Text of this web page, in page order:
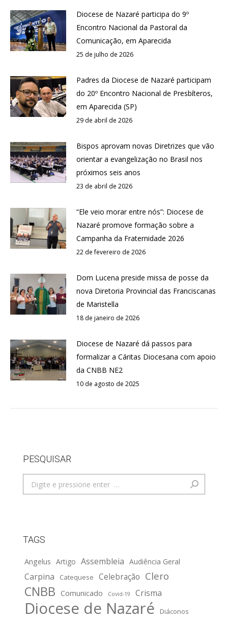
Diocese de Nazaré participa do 9º
Encontro Nacional da Pastoral da
Comunicação, em Aparecida
25 de julho de 2026
Padres da Diocese de Nazaré participam
do 20º Encontro Nacional de Presbíteros,
em Aparecida (SP)
29 de abril de 2026
Bispos aprovam novas Diretrizes que vão
orientar a evangelização no Brasil nos
próximos seis anos
23 de abril de 2026
“Ele veio morar entre nós”: Diocese de
Nazaré promove formação sobre a
Campanha da Fraternidade 2026
22 de fevereiro de 2026
Dom Lucena preside missa de posse da
nova Diretoria Provincial das Franciscanas
de Maristella
18 de janeiro de 2026
Diocese de Nazaré dá passos para
formalizar a Cáritas Diocesana com apoio
da CNBB NE2
10 de agosto de 2025
PESQUISAR
Search:
TAGS
Angelus Artigo Assembleia Audiência Geral
Carpina Catequese Celebração Clero
CNBB Comunicado Covid-19 Crisma
Diocese de Nazaré
Diáconos